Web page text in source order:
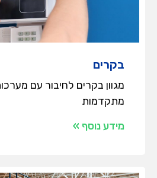
בקרים
מגוון בקרים לחיבור עם
מתקדמות
מידע נוסף »